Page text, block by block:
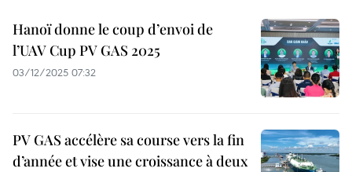
Hanoï donne le coup d’envoi de
l’UAV Cup PV GAS 2025
03/12/2025 07:32
PV GAS accélère sa course vers la fin
d’année et vise une croissance à deux